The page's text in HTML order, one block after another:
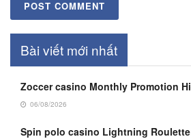
Bài viết mới nhất
Zoccer casino Monthly Promotion
06/08/2026
Spin polo casino Lightning